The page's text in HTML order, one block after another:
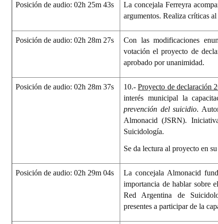
Posición de audio: 02h 25m 43s
La concejala Ferreyra
argumentos. Realiza críticas
Posición de audio: 02h 28m 27s
Con las modificaciones
votación el proyecto de
aprobado por unanimidad.
Posición de audio: 02h 28m 37s 10.-Proyecto de declaración
interés municipal la
prevención del suicidio.
Almonacid (JSRN).
Suicidología.
Se da lectura al proyecto en
Posición de audio: 02h 29m 04s
La concejala Almonacid
importancia de hablar sobre
Red Argentina de Suicid
presentes a participar de la